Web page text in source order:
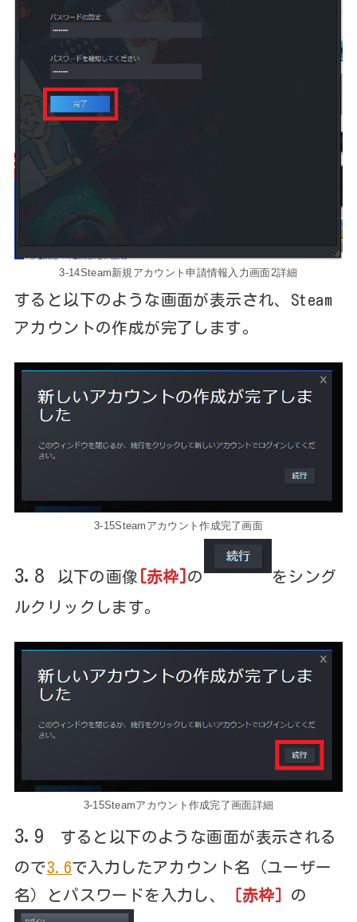
3-14Steam新規アカウント申請情報入力画面2詳細
すると以下のような画面が表示され、Steam
アカウントの作成が完了します。
3-15Steamアカウント作成完了画面
3.8 以下の画像 [赤枠] の
をシング
ルクリックします。
3-15Steamアカウント作成完了画面詳細
3.9 すると以下のような画面が表示される
ので3.6で入力したアカウント名（ユーザー
名）とパスワードを入力し、
［赤枠］ の